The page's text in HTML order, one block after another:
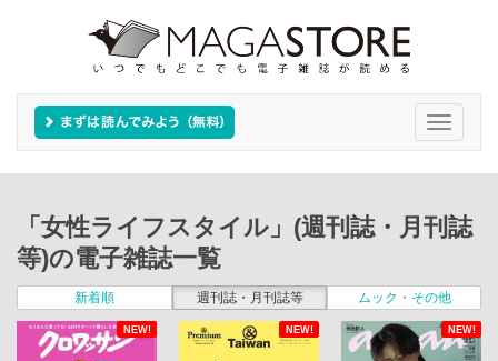
Toggle
「女性ライフスタイル」(週刊誌・月刊誌
等)の電子雑誌一覧
新着順 週刊誌・月刊誌等 ムック・その他
NEW! NEW! NEW!